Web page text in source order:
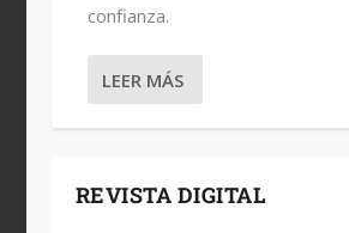
confianza.
LEER MÁS
REVISTA DIGITAL